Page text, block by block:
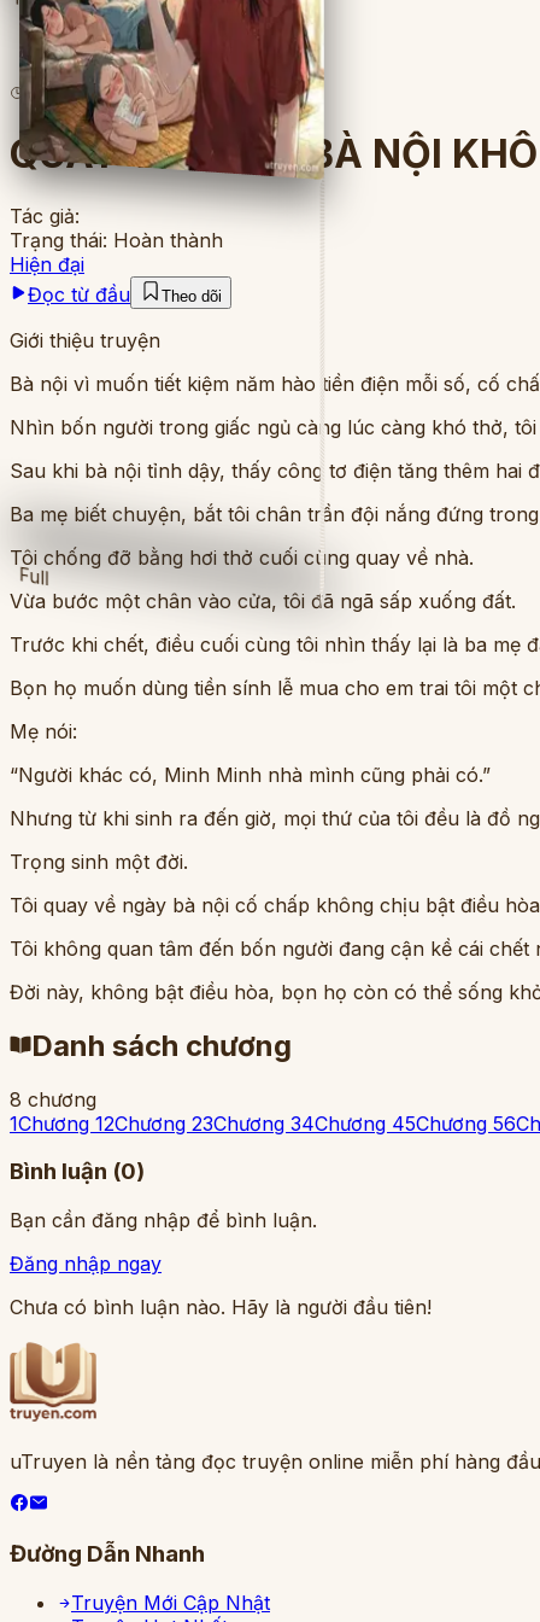
Full
19lượt đọc· 8chương
QUAY VỀ NGÀY BÀ NỘI
Tác giả:
Trạng thái: Hoàn thành
Hiện đại
Đọc từ đầu
Theo dõi
Giới thiệu truyện
Bà nội vì muốn tiết kiệm năm hào tiền điện mỗi số, cố
Nhìn bốn người trong giấc ngủ càng lúc càng khó thở,
Sau khi bà nội tỉnh dậy, thấy công tơ điện tăng thêm hai
Ba mẹ biết chuyện, bắt tôi chân trần đội nắng đứng
Tôi chống đỡ bằng hơi thở cuối cùng quay về nhà.
Vừa bước một chân vào cửa, tôi đã ngã sấp xuống đất.
Trước khi chết, điều cuối cùng tôi nhìn thấy lại là ba mẹ
Bọn họ muốn dùng tiền sính lễ mua cho em trai tôi một
Mẹ nói:
“Người khác có, Minh Minh nhà mình cũng phải có.”
Nhưng từ khi sinh ra đến giờ, mọi thứ của tôi đều là đồ
Trọng sinh một đời.
Tôi quay về ngày bà nội cố chấp không chịu bật điều
Tôi không quan tâm đến bốn người đang cận kề cái
Đời này, không bật điều hòa, bọn họ còn có thể sống
Danh sách chương
8 chương
1Chương 12Chương 23Chương 34Chương 45Chương 56
Bình luận (0)
Bạn cần đăng nhập để bình luận.
Đăng nhập ngay
Chưa có bình luận nào. Hãy là người đầu tiên!
uTruyen là nền tảng đọc truyện online miễn phí hàng
Đường Dẫn Nhanh
Truyện Mới Cập Nhật